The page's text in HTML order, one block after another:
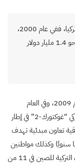
تعد التجارة العنصر الأقوى في علاقة الصين مع تركيا، ففي عام 2000،
وصل إجمالي حجم التجارة الثنائية بينهما إلى نحو 1.4 مليار دولار
أجرت كلا الدولتين مناورات عسكرية مشتركة في العام 2009، وفي العام
2012 ساهمت الصين في إطلاق القمر الصناعي التركي “غوكتورك-2” في إطار
تعاون مبدئية تهدف
سنويًا وكذلك مواطنين
أتراك لزيارة الصين، خلال زيارة وفد من رئاسة الوزراء التركية للصين في 11 من